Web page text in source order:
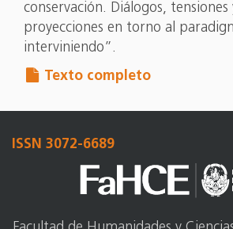
conservación. Diálogos, tensiones
proyecciones en torno al
interviniendo”.
Texto completo
ISSN 3072-6689